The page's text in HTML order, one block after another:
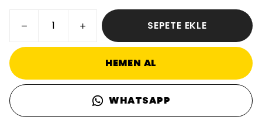
SEPETE EKLE
HEMEN AL
WHATSAPP